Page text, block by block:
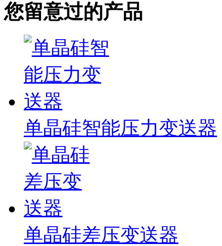
您留意过的产品
单晶硅智能压力变送器
单晶硅差压变送器